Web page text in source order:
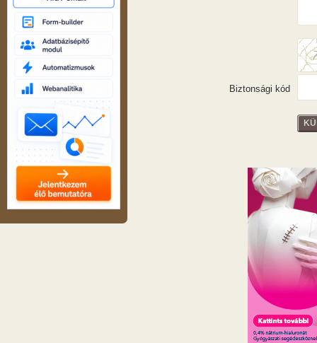
Biztonsági kód